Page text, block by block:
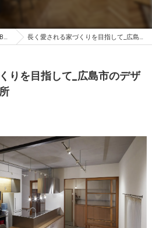
BLOG 長く愛される家づくりを目指して_広島市のデザイン住宅設計事務所
りを目指して_広島市のデザ